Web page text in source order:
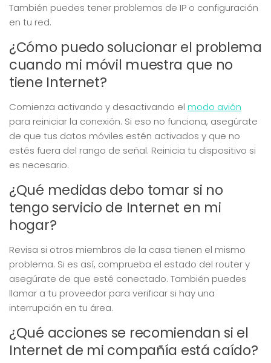
También puedes tener problemas de IP o configuración
en tu red.
¿Cómo puedo solucionar el problema
cuando mi móvil muestra que no
tiene Internet?
Comienza activando y desactivando el modo avión
para reiniciar la conexión. Si eso no funciona, asegúrate
de que tus datos móviles estén activados y que no
estés fuera del rango de señal. Reinicia tu dispositivo si
es necesario.
¿Qué medidas debo tomar si no
tengo servicio de Internet en mi
hogar?
Revisa si otros miembros de la casa tienen el mismo
problema. Si es así, comprueba el estado del router y
asegúrate de que esté conectado. También puedes
llamar a tu proveedor para verificar si hay una
interrupción en tu área.
¿Qué acciones se recomiendan si el
Internet de mi compañía está caído?